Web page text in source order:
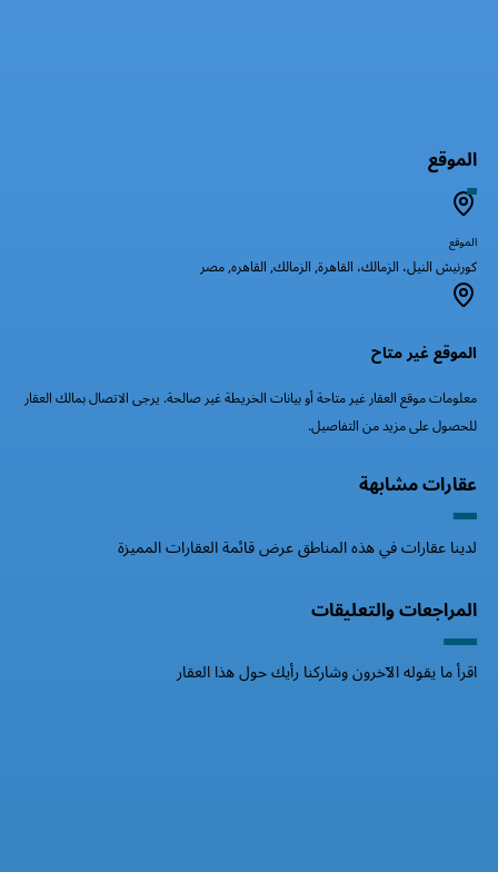
الموقع
الموقع
كورنيش النيل، الزمالك، القاهرة, الزمالك, القاهره, مصر
الموقع غير متاح
معلومات موقع العقار غير متاحة أو بيانات الخريطة غير صالحة. يرجى الاتصال بمالك العقار
للحصول على مزيد من التفاصيل.
عقارات مشابهة
لدينا عقارات في هذه المناطق عرض قائمة العقارات المميزة
المراجعات والتعليقات
اقرأ ما يقوله الآخرون وشاركنا رأيك حول هذا العقار